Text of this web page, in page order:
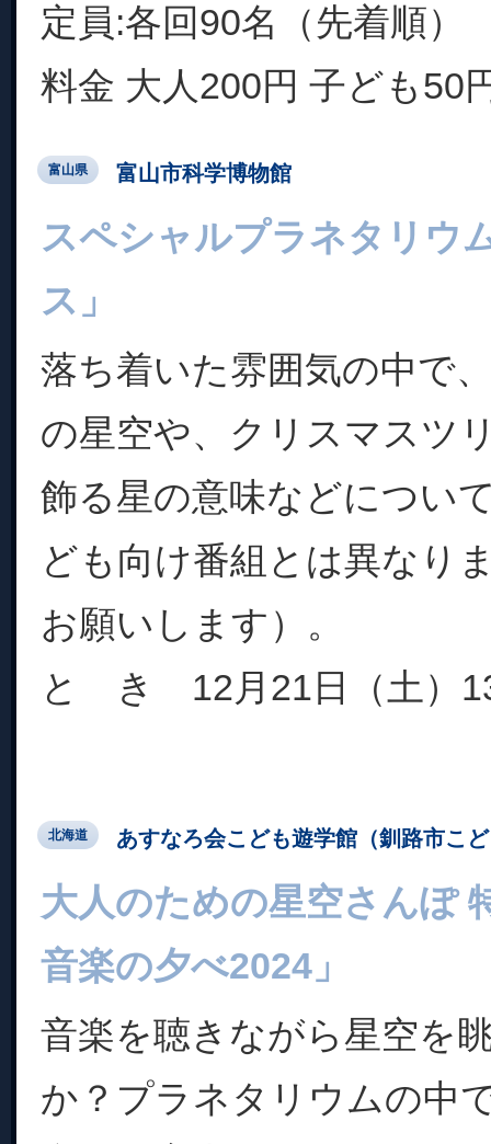
定員:各回90名（先着順）
料金 大人200円 子ども
富山県 富山市科学博物館
スペシャルプラネタリウ
ス」
落ち着いた雰囲気の中で
の星空や、クリスマスツ
飾る星の意味などについ
ども向け番組とは異なり
お願いします）。
と き 12月21日（土）
北海道 あすなろ会こども遊学館（釧路市こ
大人のための星空さんぽ
音楽の夕べ2024」
音楽を聴きながら星空を
か？プラネタリウムの中